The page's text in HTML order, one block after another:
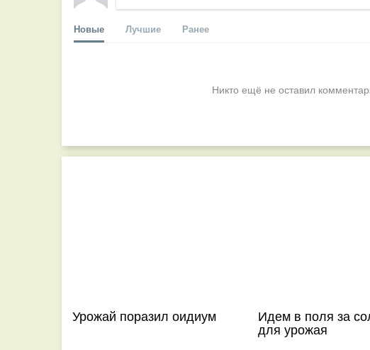
Новые Лучшие Ранее
Никто ещё не оставил
Урожай поразил оидиум Идем в поля за
для урожая